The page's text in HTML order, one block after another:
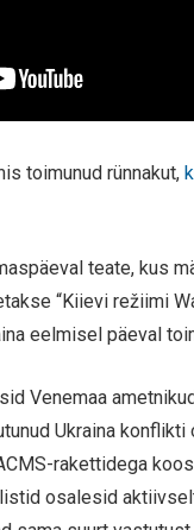
toimunud rünnakut,
teate, kus
“Kiievi režiimi
eelmisel päeval
Venemaa
Ukraina
rakettidega
osalesid